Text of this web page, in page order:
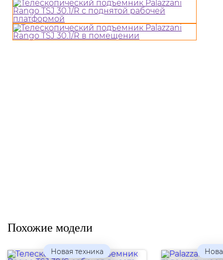
Похожие модели
Новая техника